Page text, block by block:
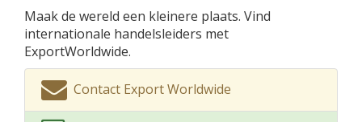
Maak de wereld een kleinere plaats. Vind
internationale handelsleiders met
ExportWorldwide.
Contact Export Worldwide